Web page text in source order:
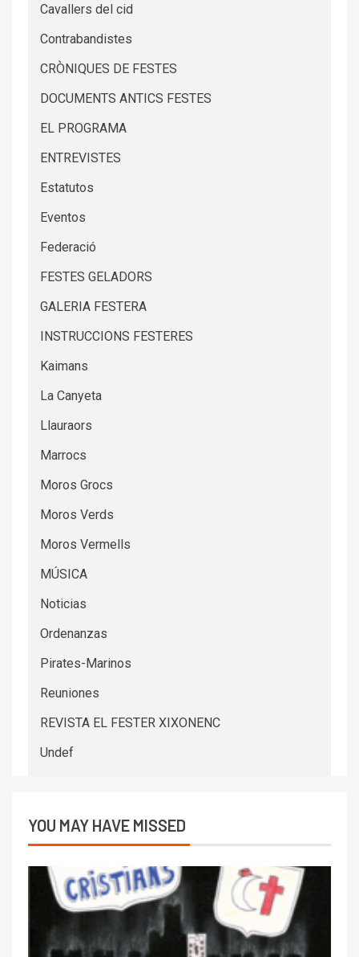
Cavallers del cid
Contrabandistes
CRÒNIQUES DE FESTES
DOCUMENTS ANTICS FESTES
EL PROGRAMA
ENTREVISTES
Estatutos
Eventos
Federació
FESTES GELADORS
GALERIA FESTERA
INSTRUCCIONS FESTERES
Kaimans
La Canyeta
Llauraors
Marrocs
Moros Grocs
Moros Verds
Moros Vermells
MÚSICA
Noticias
Ordenanzas
Pirates-Marinos
Reuniones
REVISTA EL FESTER XIXONENC
Undef
YOU MAY HAVE MISSED